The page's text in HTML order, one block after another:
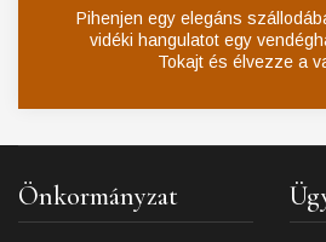
Pihenjen egy elegáns
vidéki hangulatot egy
Tokajt és élvezze a
Önkormányzat